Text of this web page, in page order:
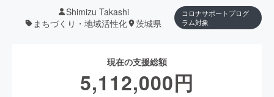
Shimizu Takashi
まちづくり・地域活性化
茨城県
コロナサポートプログ
ラム対象
現在の支援総額
5,112,000円